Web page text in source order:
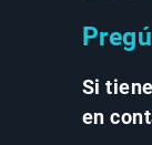
Si
en